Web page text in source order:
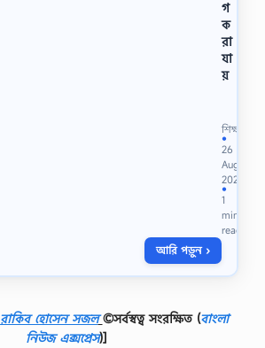
গ
ক
রা
যা
য়
:
৮
ম
-
2
0
2
1
গ
শিক্ষা
●
26
Aug
2021
●
1
min
read
আরি পড়ুন ›
রাকিব হোসেন সজল ©সর্বস্বত্ব সংরক্ষিত (বাংলা
নিউজ এক্সপ্রেস)]